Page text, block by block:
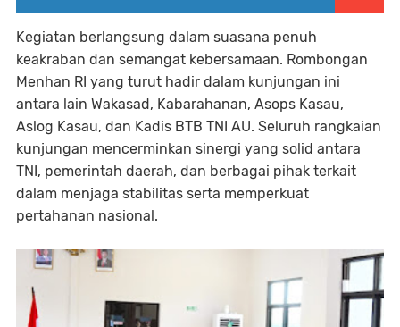
Kegiatan berlangsung dalam suasana penuh
keakraban dan semangat kebersamaan. Rombongan
Menhan RI yang turut hadir dalam kunjungan ini
antara lain Wakasad, Kabarahanan, Asops Kasau,
Aslog Kasau, dan Kadis BTB TNI AU. Seluruh rangkaian
kunjungan mencerminkan sinergi yang solid antara
TNI, pemerintah daerah, dan berbagai pihak terkait
dalam menjaga stabilitas serta memperkuat
pertahanan nasional.